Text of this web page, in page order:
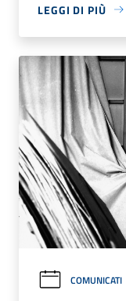
LEGGI DI PIÙ
COMUNICATI